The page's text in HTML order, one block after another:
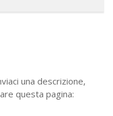
una descrizione,
questa pagina: